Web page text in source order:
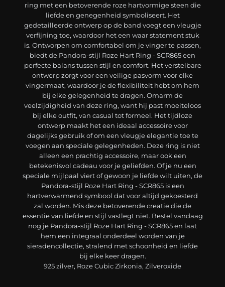
ring met een betoverende roze hartvormige steen die
liefde en genegenheid symboliseert. Het
gedetailleerde ontwerp op de band voegt een vleugje
verfijning toe, waardoor het een waar statement stuk
is. Ontworpen om comfortabel om je vinger te passen,
biedt de Pandora-stijl Roze Hart Ring - SCR865 een
perfecte balans tussen stijl en comfort. Het verstelbare
ontwerp zorgt voor een veilige pasvorm voor elke
vingermaat, waardoor je de flexibiliteit hebt om hem
bij elke gelegenheid te dragen. Omarm de
veelzijdigheid van deze ring, want hij past moeiteloos
bij elke outfit, van casual tot formeel. Het tijdloze
ontwerp maakt het een ideaal accessoire voor
dagelijks gebruik of om een vleugje elegantie toe te
voegen aan speciale gelegenheden. Deze ring is niet
alleen een prachtig accessoire, maar ook een
betekenisvol cadeau voor je geliefden. Of je nu een
speciale mijlpaal viert of gewoon je liefde wilt uiten, de
Pandora-stijl Roze Hart Ring - SCR865 is een
hartverwarmend symbool dat voor altijd gekoesterd
zal worden. Mis deze betoverende creatie die de
essentie van liefde en stijl vastlegt niet. Bestel vandaag
nog je Pandora-stijl Roze Hart Ring - SCR865 en laat
hem een integraal onderdeel worden van je
sieradencollectie, stralend met schoonheid en liefde
bij elke keer dragen.
925 zilver, Roze Cubic Zirkonia, Zilveroxide